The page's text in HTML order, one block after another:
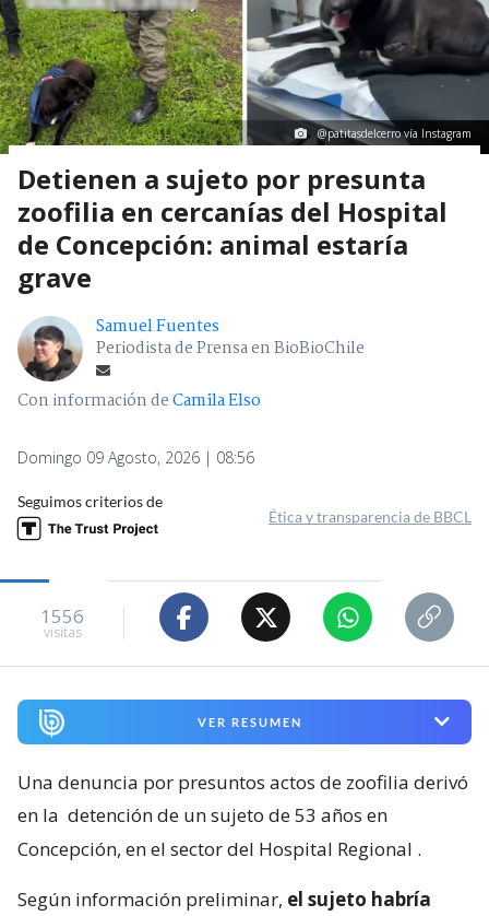
@patitasdelcerro vía Instagram
Detienen a sujeto por presunta
zoofilia en cercanías del Hospital
de Concepción: animal estaría
grave
Samuel Fuentes
Periodista de Prensa en BioBioChile
Con información deCamila Elso
Domingo 09 Agosto, 2026 | 08:56
Seguimos criterios de
Ética y transparencia de BBCL
1556
visitas
VER RESUMEN
Una denuncia por presuntos actos de zoofilia derivó
en la detención de un sujeto de 53 años en
Concepción, en el sector del Hospital Regional .
Según información preliminar, el sujeto habría